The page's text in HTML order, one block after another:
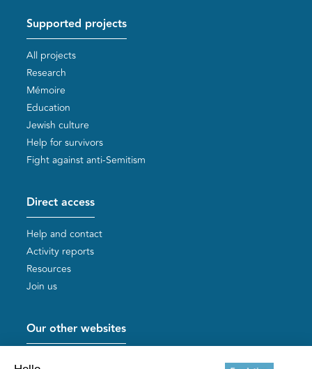
Supported projects
All projects
Research
Mémoire
Education
Jewish culture
Help for survivors
Fight against anti-Semitism
Direct access
Help and contact
Activity reports
Resources
Join us
Our other websites